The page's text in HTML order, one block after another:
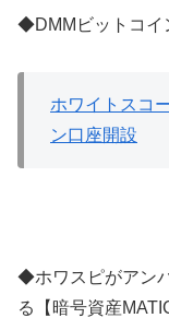
◆DMMビットコイ
ホワイトスコ
ン口座開設
◆ホワスピがアン
る【暗号資産